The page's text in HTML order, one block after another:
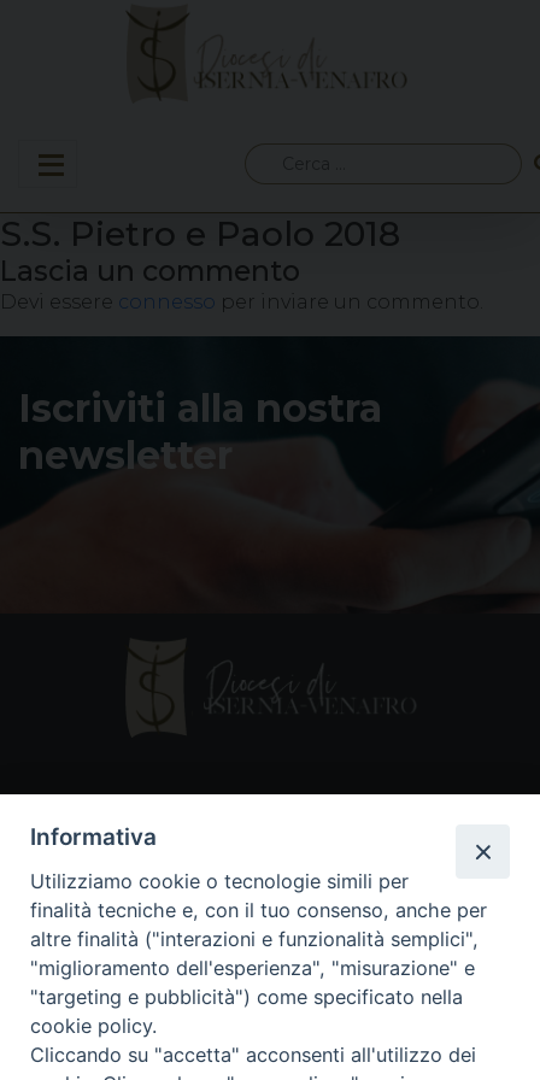
per:
S.S. Pietro e Paolo 2018
Lascia un commento
Devi essere connesso per inviare un commento.
Iscriviti alla nostra
newsletter
86170 Isernia
086550849
segreteria@diocesiiserniavenafro.it
I nostri social
Informativa
Utilizziamo cookie o tecnologie simili per
finalità tecniche e, con il tuo consenso, anche per
altre finalità ("interazioni e funzionalità semplici",
"miglioramento dell'esperienza", "misurazione" e
"targeting e pubblicità") come specificato nella
cookie policy.
Cliccando su "accetta" acconsenti all'utilizzo dei